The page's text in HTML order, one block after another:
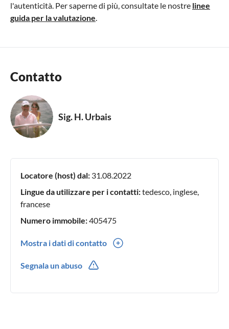
l'autenticità. Per saperne di più, consultate le nostre linee
guida per la valutazione
Contatto
Sig. H. Urbais
Locatore (host) dal: 31.08.2022
Lingue da utilizzare per i contatti:tedesco, inglese,
francese
Numero immobile:405475
Mostra i dati di contatto
Segnala un abuso